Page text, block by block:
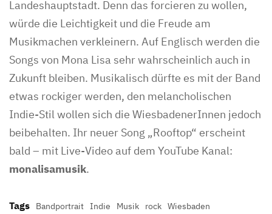
Landeshauptstadt. Denn das forcieren zu wollen,
würde die Leichtigkeit und die Freude am
Musikmachen verkleinern. Auf Englisch werden die
Songs von Mona Lisa sehr wahrscheinlich auch in
Zukunft bleiben. Musikalisch dürfte es mit der Band
etwas rockiger werden, den melancholischen
Indie-Stil wollen sich die WiesbadenerInnen jedoch
beibehalten. Ihr neuer Song „Rooftop“ erscheint
bald – mit Live-Video auf dem YouTube Kanal:
monalisamusik.
Tags Bandportrait Indie Musik rock Wiesbaden